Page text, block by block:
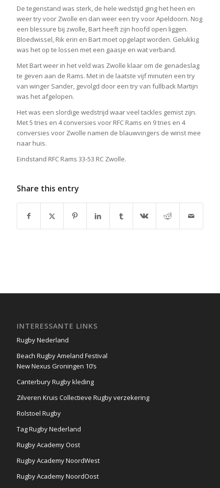
De tegenstand was sterk, de hele wedstijd ging het heen en
weer try voor Zwolle en dan weer een try voor Apeldoorn. Nog
een blessure bij zwolle, Bart heeft zijn hoofd open liggen.
Bloedwissel, Rik erin en Bart moet opgelapt worden. Gelukkig
was het op te lossen met een gaasje en wat verband.
Met Bart weer in het veld was Zwolle klaar om de genadeslag
te geven aan de Rams. Met in de laatste vijf minuten een try
van winger Sander, gevolgd door een try van fullback Martijn
was het afgelopen.
Het was een slordige wedstrijd waar veel tackles gemist zijn.
Met 5 tries en 4 conversies voor RFC Rams en 9 tries en 4
conversies voor Zwolle namen de blauwvingers de winst mee
naar huis.
Eindstand RFC Rams 33-53 RC Zwolle.
Share this entry
INTERESSANTE LINKS
Rugby Nederland
Beach Rugby Ameland Festival
New Nexus Groningen 10’s
Canterbury Rugby kleding
Zilveren Kruis Collectieve Rugby verzekering
Rolstoel Rugby
Tag Rugby Nederland
Rugby Academy Oost
Rugby Academy NoordWest
Rugby Academy NoordOost